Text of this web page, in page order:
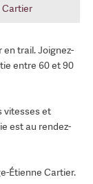
Cartier
trail. Joignez-
entre 60 et 90
vitesses et
est au rendez-
Étienne Cartier.